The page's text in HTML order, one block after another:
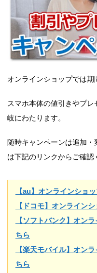
オンラインショップでは期
スマホ本体の値引きやプ
岐にわたります。
随時キャンペーンは追加
は下記のリンクからご確認
【au】オンラインショ
【ドコモ】オンライン
【ソフトバンク】オン
ちら
【楽天モバイル】オン
ちら